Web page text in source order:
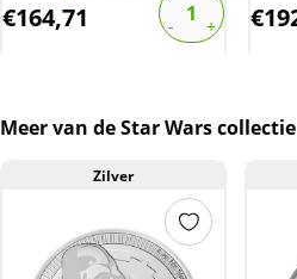
€164,71 €
Meer van de Star Wars collectie
Zilver